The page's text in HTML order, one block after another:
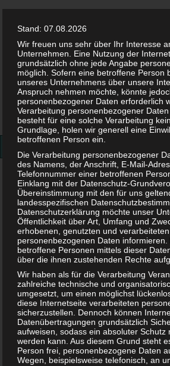
Suchen
nach:
Das sind die vier Phasen der Eltern-
Das sind die vier
Eltern-Kind-
28. JUNI 2024
Stand: 07.08.2026
Wir freuen uns sehr über Ihr Interesse
Unternehmen. Eine Nutzung der
grundsätzlich ohne jede Angabe
möglich. Sofern eine betroffene Person
unseres Unternehmens über unsere
Anspruch nehmen möchte, könnte
personenbezogener Daten erforderlich
Verarbeitung personenbezogener
besteht für eine solche Verarbeitung
Grundlage, holen wir generell eine
betroffenen Person ein.
Die Verarbeitung personenbezogener
des Namens, der Anschrift, E-Mail-
Telefonnummer einer betroffenen
Einklang mit der Datenschutz-
Übereinstimmung mit den für uns
landesspezifischen
Datenschutzerklärung möchte unser
Öffentlichkeit über Art, Umfang und
erhobenen, genutzten und verarbeiteten
personenbezogenen Daten
betroffene Personen mittels dieser
über die ihnen zustehenden Rechte
Wir haben als für die Verarbeitung
zahlreiche technische und
umgesetzt, um einen möglichst
diese Internetseite verarbeiteten
sicherzustellen. Dennoch können
Datenübertragungen grundsätzlich
aufweisen, sodass ein absoluter Schutz
werden kann. Aus diesem Grund steht
Person frei, personenbezogene Daten
Wegen, beispielsweise telefonisch, an